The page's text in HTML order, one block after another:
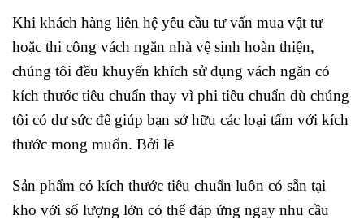
Khi khách hàng liên hệ yêu cầu tư vấn mua vật tư
hoặc thi công vách ngăn nhà vệ sinh hoàn thiện,
chúng tôi đều khuyến khích sử dụng vách ngăn có
kích thước tiêu chuẩn thay vì phi tiêu chuẩn dù chúng
tôi có dư sức để giúp bạn sở hữu các loại tấm với kích
thước mong muốn. Bởi lẽ
Sản phẩm có kích thước tiêu chuẩn luôn có sẵn tại
kho với số lượng lớn có thể đáp ứng ngay nhu cầu